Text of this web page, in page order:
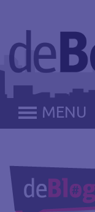
MENU